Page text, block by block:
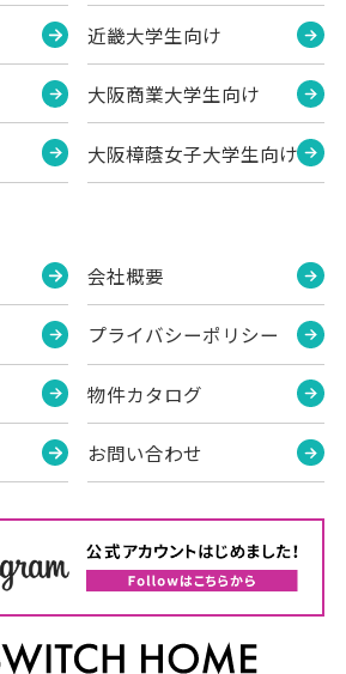
近畿大学生向け
大阪商業大学生向け
大阪樟蔭女子大学生向け
会社概要
プライバシーポリシー
物件カタログ
お問い合わせ